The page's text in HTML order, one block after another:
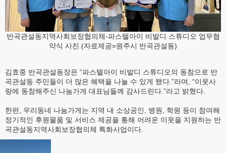
반곡관설동지역사회보장협의체-파스텔아이 비발디 스튜디오 업무협
약식 사진.(자료제공=원주시 반곡관설동)
김효중 반곡관설동장은 “파스텔아이 비발디 스튜디오의 동참으로 반
곡관설동 주민들이 더 많은 혜택을 나눌 수 있게 됐다.”라며, “이웃사
랑에 동참해주신 나눔가게 대표님들께 감사드린다.”라고 밝혔다.
한편, 우리동네 나눔가게는 지역 내 소상공인, 병원, 학원 등이 참여해
정기적인 후원물품 및 서비스 제공을 통해 어려운 이웃을 지원하는 반
곡관설동지역사회보장협의체 특화사업이다.